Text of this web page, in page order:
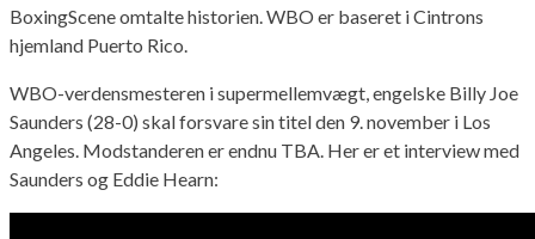
BoxingScene omtalte historien. WBO er baseret i Cintrons
hjemland Puerto Rico.
WBO-verdensmesteren i supermellemvægt, engelske Billy Joe
Saunders (28-0) skal forsvare sin titel den 9. november i Los
Angeles. Modstanderen er endnu TBA. Her er et interview med
Saunders og Eddie Hearn: